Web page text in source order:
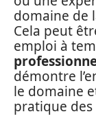
domaine de
Cela peut
emploi à
démontre
le domaine
pratique